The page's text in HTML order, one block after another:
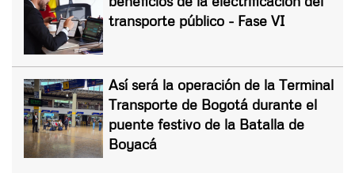
transporte público - Fase VI
Así será la operación de la Terminal
Transporte de Bogotá durante el
puente festivo de la Batalla de
Boyacá